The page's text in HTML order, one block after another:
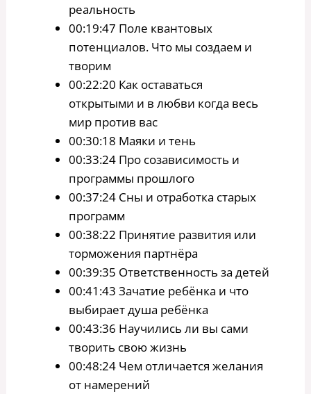
реальность
00:19:47 Поле квантовых
потенциалов. Что мы создаем и
творим
00:22:20 Как оставаться
открытыми и в любви когда весь
мир против вас
00:30:18 Маяки и тень
00:33:24 Про созависимость и
программы прошлого
00:37:24 Сны и отработка старых
программ
00:38:22 Принятие развития или
торможения партнёра
00:39:35 Ответственность за детей
00:41:43 Зачатие ребёнка и что
выбирает душа ребёнка
00:43:36 Научились ли вы сами
творить свою жизнь
00:48:24 Чем отличается желания
от намерений